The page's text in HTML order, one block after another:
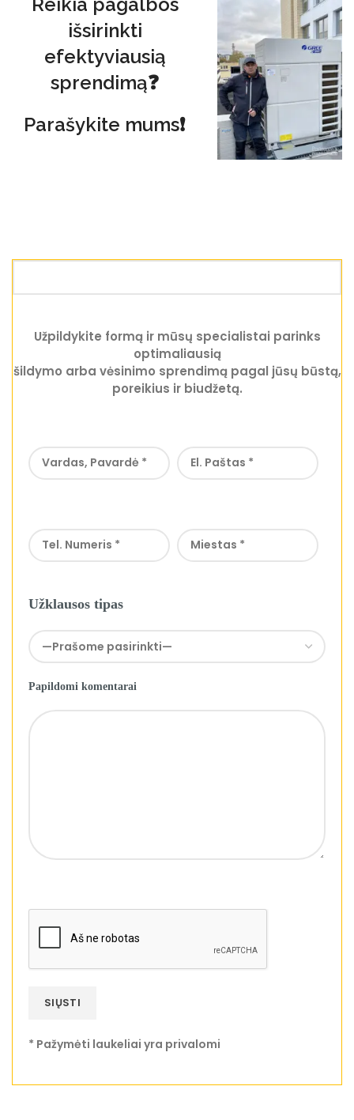
išsirinkti
efektyviausią
sprendimą❓
Parašykite mums❗
Užpildykite formą ir mūsų specialistai parinks
optimaliausią
šildymo arba vėsinimo sprendimą pagal jūsų būstą,
poreikius ir biudžetą.
Užklausos tipas
Papildomi komentarai
* Pažymėti laukeliai yra privalomi